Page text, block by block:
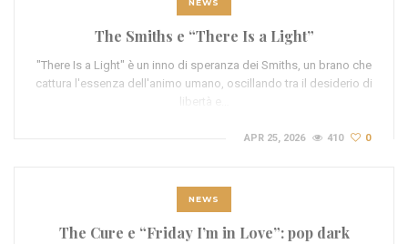
NEWS
The Smiths e “There Is a Light”
"There Is a Light" è un inno di speranza dei Smiths, un brano che
cattura l'essenza dell'animo umano, oscillando tra il desiderio di
libertà e…
APR 25, 2026 410 0
NEWS
The Cure e “Friday I’m in Love”: pop dark